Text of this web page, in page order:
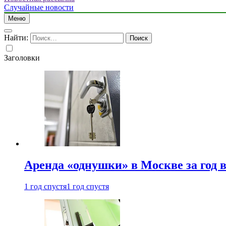
Случайные новости
Меню
Найти:
Заголовки
Аренда «однушки» в Москве за год
1 год спустя1 год спустя